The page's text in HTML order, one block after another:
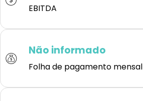
EBITDA
Não informado
Folha de pagamento mensal